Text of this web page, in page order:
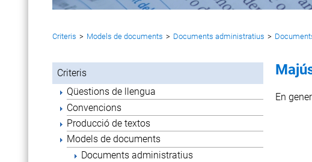
Criteris > Models de documents > Documents administratius >
Criteris
Qüestions de llengua
Convencions
Producció de textos
Models de documents
Documents administratius
En